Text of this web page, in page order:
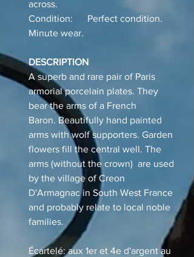
across.
Condition: Perfect condition.
Minute wear.
DESCRIPTION
A superb and rare pair of Paris
armorial porcelain plates. They
bear the arms of a French
Baron. Beautifully hand painted
arms with wolf supporters. Garden
flowers fill the central well. The
arms (without the crown) are used
by the village of Creon
D'Armagnac in South West France
and probably relate to local noble
families.
Écartelé: aux 1er et 4e d'argent au